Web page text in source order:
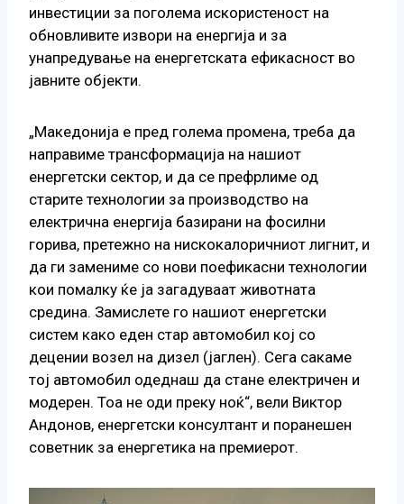
инвестиции за поголема искористеност на
обновливите извори на енергија и за
унапредување на енергетската ефикасност во
јавните објекти.
„Македонија е пред голема промена, треба да
направиме трансформација на нашиот
енергетски сектор, и да се префрлиме од
старите технологии за производство на
електрична енергија базирани на фосилни
горива, претежно на нискокалоричниот лигнит, и
да ги замениме со нови поефикасни технологии
кои помалку ќе ја загадуваат животната
средина. Замислете го нашиот енергетски
систем како еден стар автомобил кој со
децении возел на дизел (јаглен). Сега сакаме
тој автомобил одеднаш да стане електричен и
модерен. Тоа не оди преку ноќ“, вели Виктор
Андонов, енергетски консултант и поранешен
советник за енергетика на премиерот.